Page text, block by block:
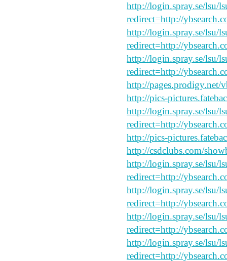
http://login.spray.se/lsu/
redirect=http://
http://login.spray.se/lsu/
redirect=http://
http://login.spray.se/lsu/
redirect=http://
http://pages.prodigy.net/
http://pics-
http://login.spray.se/lsu/
redirect=http://
http://pics-
http://csdclubs.com/
http://login.spray.se/lsu/
redirect=http://
http://login.spray.se/lsu/
redirect=http://
http://login.spray.se/lsu/
redirect=http://
http://login.spray.se/lsu/
redirect=http://